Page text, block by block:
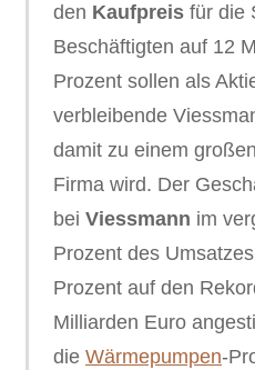
den Kaufpreis für die
Beschäftigten auf 12
Prozent sollen als
verbleibende
damit zu einem
Firma wird. Der
bei Viessmann im
Prozent des
Prozent auf den
Milliarden Euro
die Wärmepumpen-